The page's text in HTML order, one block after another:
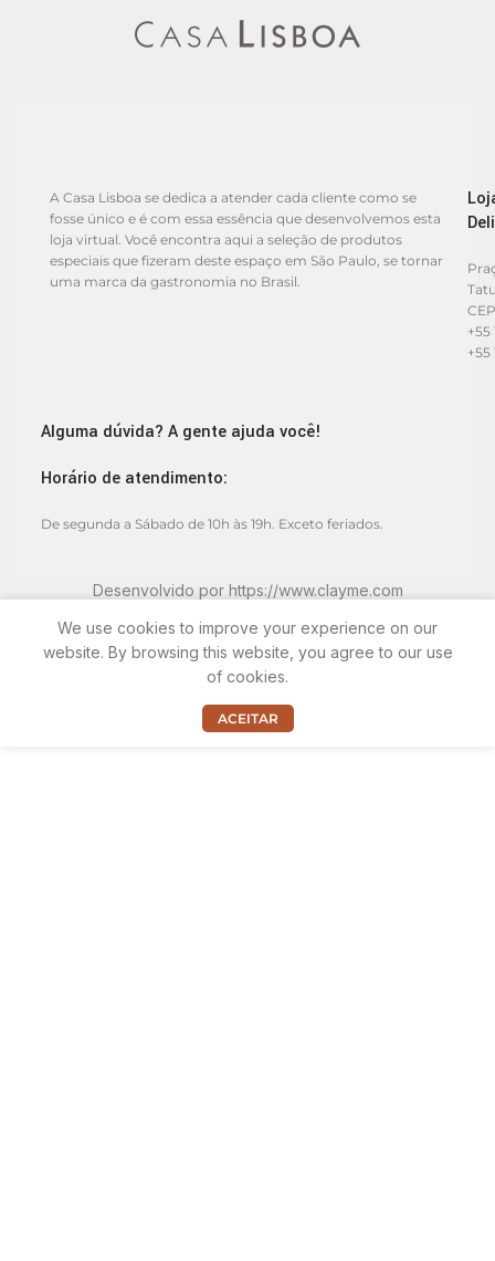
A Casa Lisboa se dedica a atender cada cliente como se
fosse único e é com essa essência que desenvolvemos esta
loja virtual. Você encontra aqui a seleção de produtos
especiais que fizeram deste espaço em São Paulo, se tornar
uma marca da gastronomia no Brasil.
+55
+55
Alguma dúvida? A gente ajuda você!
Horário de atendimento:
De segunda a Sábado de 10h às 19h. Exceto feriados.
Desenvolvido por https://www.clayme.com
We use cookies to improve your experience on our
website. By browsing this website, you agree to our use
of cookies.
ACEITAR